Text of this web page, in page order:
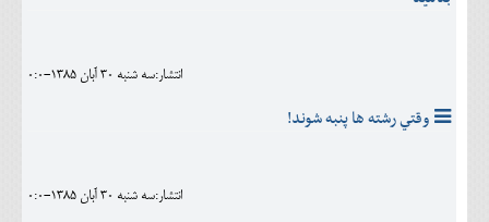
انتشار:سه شنبه 30 آبان 1385-0:0
وقتي رشته ها پنبه شوند!
انتشار:سه شنبه 30 آبان 1385-0:0